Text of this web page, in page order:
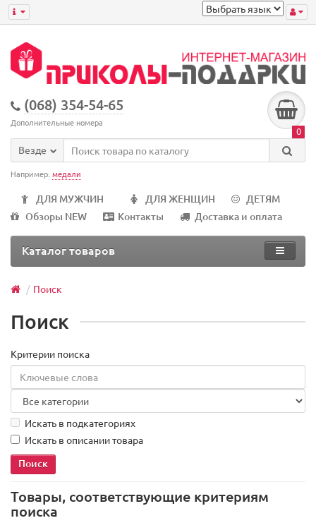
(068) 354-54-65
Дополнительные номера
0
Везде
Например: медали
ДЛЯ МУЖЧИН ДЛЯ ЖЕНЩИН
ДЕТЯМ
Обзоры NEW
Контакты Доставка и оплата
Каталог товаров
Поиск
Поиск
Критерии поиска
Искать в подкатегориях
Искать в описании товара
Товары, соответствующие критериям
поиска